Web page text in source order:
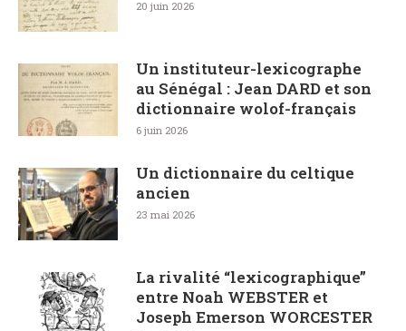
20 juin 2026
Un instituteur-lexicographe
au Sénégal : Jean DARD et son
dictionnaire wolof-français
6 juin 2026
Un dictionnaire du celtique
ancien
23 mai 2026
La rivalité “lexicographique”
entre Noah WEBSTER et
Joseph Emerson WORCESTER